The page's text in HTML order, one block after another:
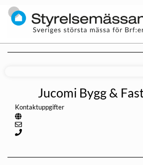
Jucomi Bygg &
Kontaktuppgifter